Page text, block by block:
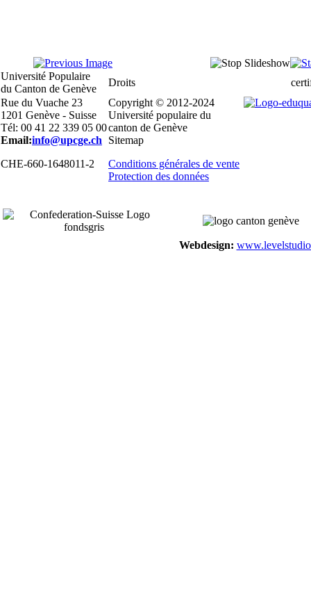
Université Populaire
du Canton de Genève
Droits
Rue du Vuache 23
1201 Genève - Suisse
Tél: 00 41 22 339 05 00
Email:info@upcge.ch
CHE-660-1648011-2
Copyright © 2012-2024
Université populaire du
canton de Genève
Sitemap
Conditions générales de vente
Protection des données
Webdesign: